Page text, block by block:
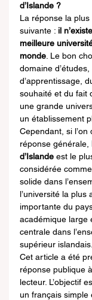
d’Islande ?
La réponse la
suivante : il
meilleure
monde . Le bon
domaine
d’apprentissage,
souhaité et du fait
une grande
un établissement
Cependant, si
réponse générale,
d’Islande est le
considérée
solide dans
l’université la plus
importante du
académique large
centrale dans
supérieur islandais.
Cet article a été
réponse publique
lecteur. L’objectif
un français simple